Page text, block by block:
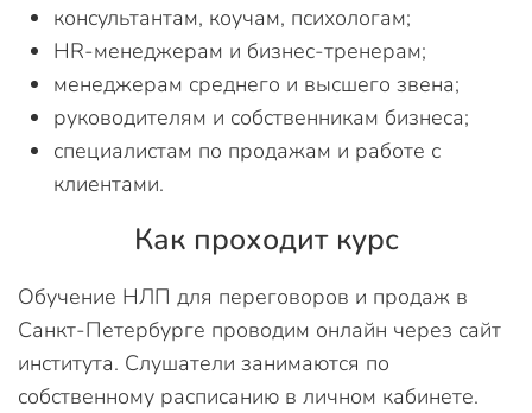
консультантам, коучам, психологам;
HR-менеджерам и бизнес-тренерам;
менеджерам среднего и высшего звена;
руководителям и собственникам бизнеса;
специалистам по продажам и работе с
клиентами.
Как проходит курс
Обучение НЛП для переговоров и продаж в
Санкт-Петербурге проводим онлайн через сайт
института. Слушатели занимаются по
собственному расписанию в личном кабинете.